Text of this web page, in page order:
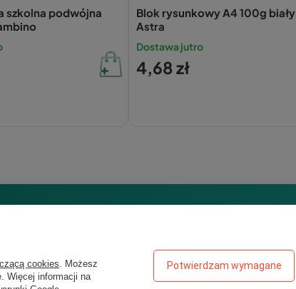
szkolna podwójna
Blok rysunkowy A4 100g biały
Astra
Dostawa jutro
4,68 zł
kupować taniej?
cookies . Możesz
Więcej informacji na
Potwierdzam wymagane